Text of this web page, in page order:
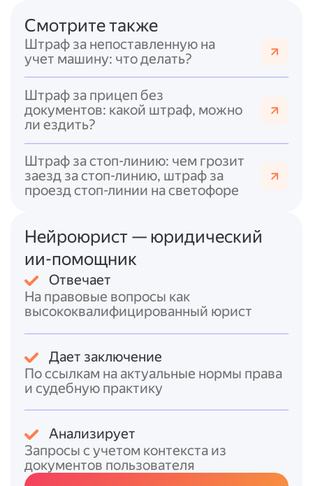
просроченной продукции.
Санитарно-эпидемиологические
нормы (ст. 11 ФЗ «О санитарно-
населения», СП 2.3.6.3668-20 ):
продавец обязан обеспечивать
безопасность продукции и не
товаров;
нарушение этих требований
дополнительно усиливает основания
Судебная практика подтверждает, что факт
продажи просроченного товара и
получения оплаты
нарушении прав потребителя и
противоправности действий продавца. При
этомбремя доказыванияотсутствия вины
Итоговый ответ
следующие последствия:
гражданско-правовую ответственность
Смотрите также
Штраф за непоставленную на
учет машину: что делать?
Штраф за прицеп без
документов: какой штраф, можно
ли ездить?
Штраф за стоп-линию: чем грозит
заезд за стоп-линию, штраф за
проезд стоп-линии на светофоре
Нейроюрист — юридический
ии-помощник
Отвечает
На правовые вопросы как
высококвалифицированный юрист
Дает заключение
По ссылкам на актуальные нормы права
и судебную практику
Анализирует
Запросы с учетом контекста из
документов пользователя